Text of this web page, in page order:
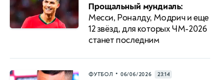
Прощальный мундиаль:
Месси, Роналду, Модрич и еще
12 звёзд, для которых ЧМ-2026
станет последним
ФУТБОЛ • 06/06/2026 23:14